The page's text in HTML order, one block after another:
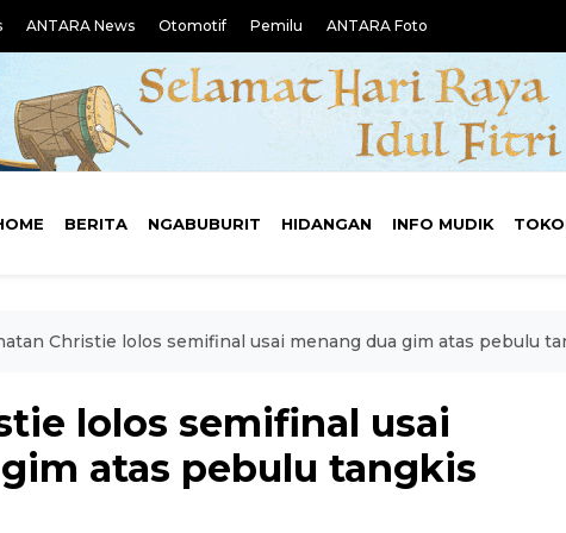
ANTARA News Otomotif Pemilu ANTARA Foto
BERITA NGABUBURIT HIDANGAN INFO MUDIK
Christie lolos semifinal usai menang dua gim atas pebulu
lolos semifinal usai
atas pebulu tangkis